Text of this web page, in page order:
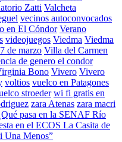
Zatti Valcheta
vecinos autoconvocados
en El Cóndor Verano
videojuegos Viedma Viedma
de marzo Villa del Carmen
de genero el condor
Bono Vivero Vivero
voltios vuelco en Patagones
stroeder wi fi gratis en
zara Atenas zara macri
pasa en la SENAF Río
en el ECOS La Casita de
Una Menos”